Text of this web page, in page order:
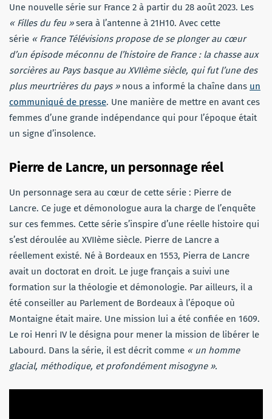
Une nouvelle série sur France 2 à partir du 28 août 2023. Les
« Filles du feu »sera à l’antenne à 21H10. Avec cette
série « France Télévisions propose de se plonger au cœur
d’un épisode méconnu de l’histoire de France : la chasse aux
sorcières au Pays basque au XVIIème siècle, qui fut l’une des
plus meurtrières du pays » nous a informé la chaîne dans un
communiqué de presse. Une manière de mettre en avant ces
femmes d’une grande indépendance qui pour l’époque était
un signe d’insolence.
Pierre de Lancre, un personnage réel
Un personnage sera au cœur de cette série : Pierre de
Lancre. Ce juge et démonologue aura la charge de l’enquête
sur ces femmes. Cette série s’inspire d’une réelle histoire qui
s’est déroulée au XVIIème siècle. Pierre de Lancre a
réellement existé. Né à Bordeaux en 1553, Pierra de Lancre
avait un doctorat en droit. Le juge français a suivi une
formation sur la théologie et démonologie. Par ailleurs, il a
été conseiller au Parlement de Bordeaux à l’époque où
Montaigne était maire. Une mission lui a été confiée en 1609.
Le roi Henri IV le désigna pour mener la mission de libérer le
Labourd. Dans la série, il est décrit comme « un homme
glacial, méthodique, et profondément misogyne ».